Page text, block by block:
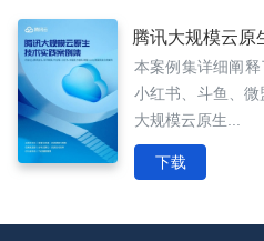
腾讯大规模云原
本案例集详细阐释
小红书、斗鱼、
大规模云原生...
下载